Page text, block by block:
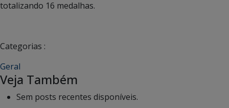
totalizando 16 medalhas.
Categorias :
Geral
Veja Também
Sem posts recentes disponíveis.